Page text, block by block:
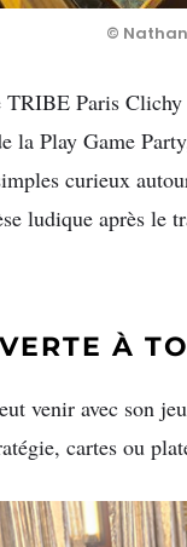
©
Paris
la Play Game
curieux
ludique après le
À
venir avec son
cartes ou